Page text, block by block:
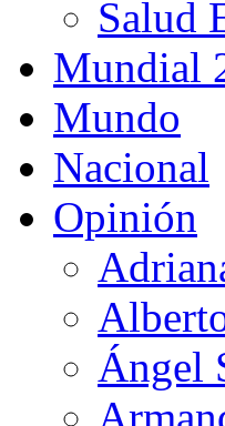
Salud
Mundial
Mundo
Nacional
Opinión
Ángel